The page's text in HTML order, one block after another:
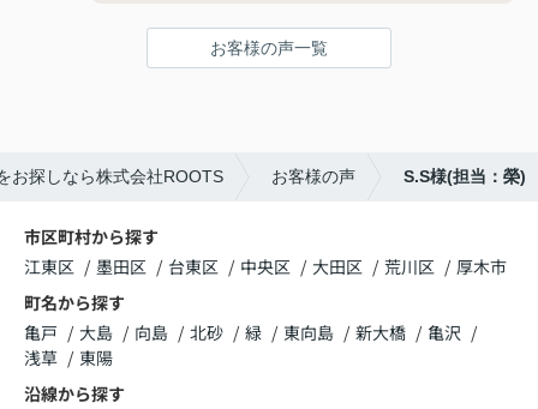
お客様の声一覧
お探しなら株式会社ROOTS お客様の声 S.S様(担当：榮)
市区町村から探す
江東区
墨田区 台東区 中央区 大田区 荒川区
厚木市
町名から探す
亀戸
大島 向島 北砂 緑 東向島 新大橋
亀沢
浅草
東陽
沿線から探す